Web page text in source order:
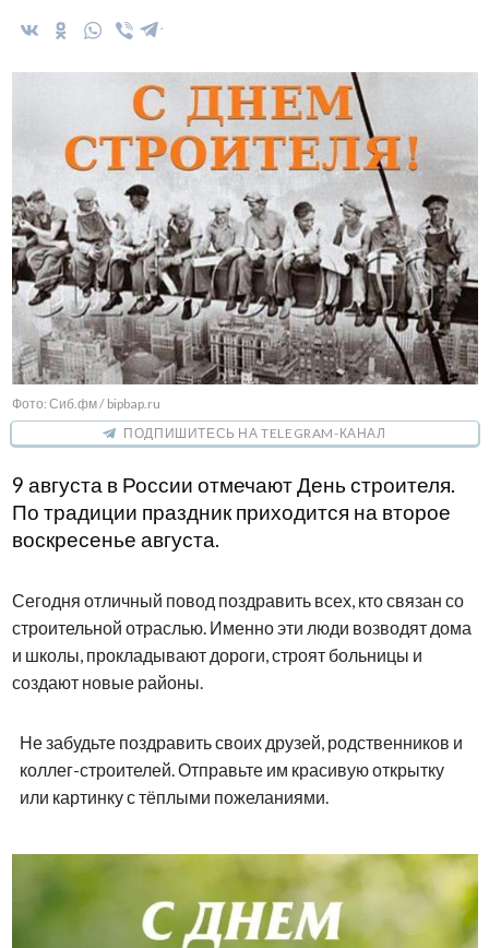
Фото: Сиб.фм / bipbap.ru
ПОДПИШИТЕСЬ НА TELEGRAM-КАНАЛ
9 августа в России отмечают День строителя.
По традиции праздник приходится на второе
воскресенье августа.
Сегодня отличный повод поздравить всех, кто связан со
строительной отраслью. Именно эти люди возводят дома
и школы, прокладывают дороги, строят больницы и
создают новые районы.
Не забудьте поздравить своих друзей, родственников и
коллег-строителей. Отправьте им красивую открытку
или картинку с тёплыми пожеланиями.